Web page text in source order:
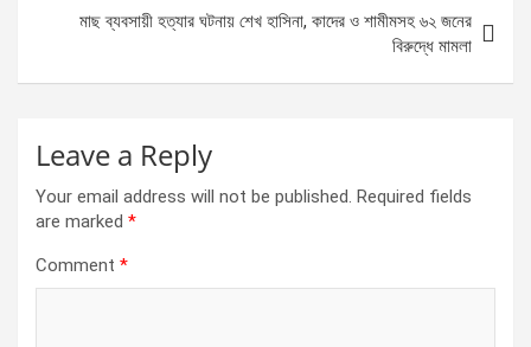
p
মাছ ব্যবসায়ী হত্যার ঘটনায় শেখ হাসিনা, কাদের ও শামীমসহ ৬২ জনের
বিরুদ্ধে মামলা
Leave a Reply
Your email address will not be published. Required fields
are marked *
Comment *